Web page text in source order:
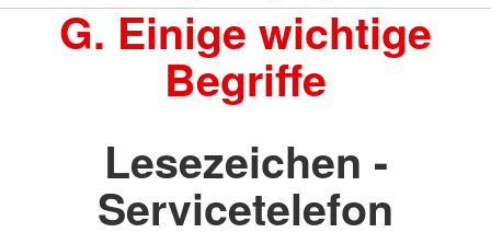
G. Einige wichtige
Begriffe
Lesezeichen -
Servicetelefon